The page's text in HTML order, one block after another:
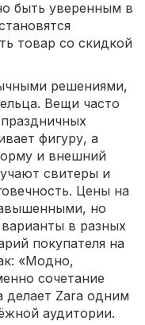
быть уверенным в
товар со скидкой
решениями,
Вещи часто
фигуру, а
и внешний
свитеры и
Цены на
но
в разных
покупателя на
«Модно,
сочетание
делает Zara одним
аудитории.